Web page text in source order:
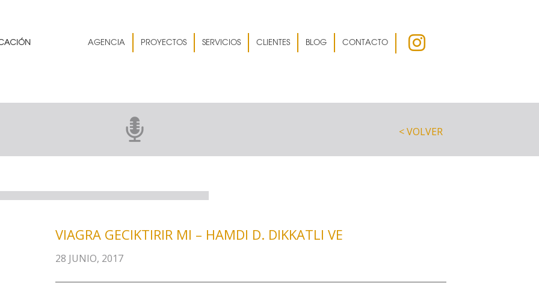
AGENCIA PROYECTOS SERVICIOS CLIENTES BLOG CONTACTO
< VOLVER
VIAGRA GECIKTIRIR MI – HAMDI D. DIKKATLI VE
28 JUNIO, 2017